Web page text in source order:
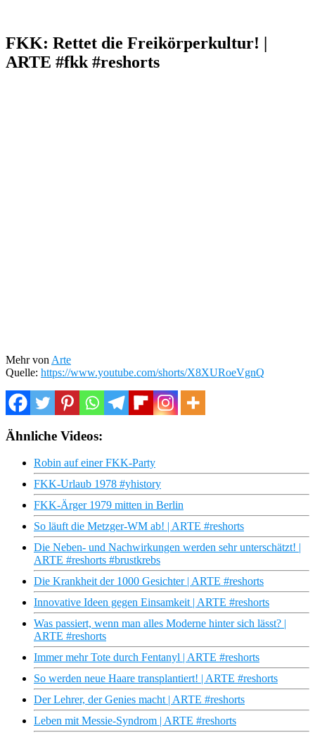
FKK: Rettet die Freikörperkultur! |
ARTE #fkk #reshorts
Mehr von Arte
Quelle: https://www.youtube.com/shorts/X8XURoeVgnQ
Ähnliche Videos:
Robin auf einer FKK-Party
FKK-Urlaub 1978 #yhistory
FKK-Ärger 1979 mitten in Berlin
So läuft die Metzger-WM ab! | ARTE #reshorts
Die Neben- und Nachwirkungen werden sehr unterschätzt! |
ARTE #reshorts #brustkrebs
Die Krankheit der 1000 Gesichter | ARTE #reshorts
Innovative Ideen gegen Einsamkeit | ARTE #reshorts
Was passiert, wenn man alles Moderne hinter sich lässt? |
ARTE #reshorts
Immer mehr Tote durch Fentanyl | ARTE #reshorts
So werden neue Haare transplantiert! | ARTE #reshorts
Der Lehrer, der Genies macht | ARTE #reshorts
Leben mit Messie-Syndrom | ARTE #reshorts